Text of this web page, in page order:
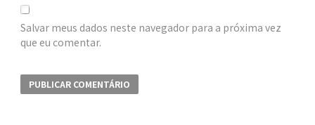
Salvar meus dados neste navegador para a próxima vez
que eu comentar.